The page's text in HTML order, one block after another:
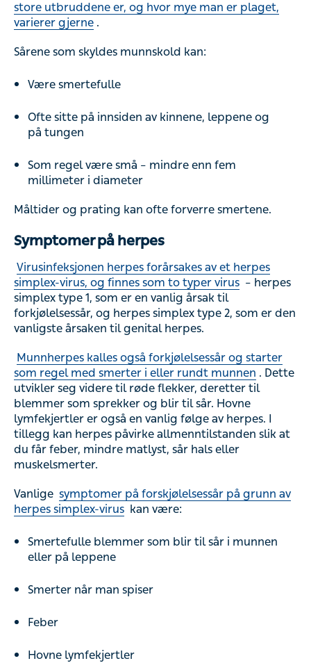
store utbruddene er, og hvor mye man er plaget,
varierer gjerne .
Sårene som skyldes munnskold kan:
Være smertefulle
Ofte sitte på innsiden av kinnene, leppene og
på tungen
Som regel være små – mindre enn fem
millimeter i diameter
Måltider og prating kan ofte forverre smertene.
Symptomer på herpes
Virusinfeksjonen herpes forårsakes av et herpes
simplex-virus, og finnes som to typer virus – herpes
simplex type 1, som er en vanlig årsak til
forkjølelsessår, og herpes simplex type 2, som er den
vanligste årsaken til genital herpes.
Munnherpes kalles også forkjølelsessår og starter
som regel med smerter i eller rundt munnen . Dette
utvikler seg videre til røde flekker, deretter til
blemmer som sprekker og blir til sår. Hovne
lymfekjertler er også en vanlig følge av herpes. I
tillegg kan herpes påvirke allmenntilstanden slik at
du får feber, mindre matlyst, sår hals eller
muskelsmerter.
Vanlige symptomer på forskjølelsessår på grunn av
herpes simplex-virus kan være:
Smertefulle blemmer som blir til sår i munnen
eller på leppene
Smerter når man spiser
Feber
Hovne lymfekjertler